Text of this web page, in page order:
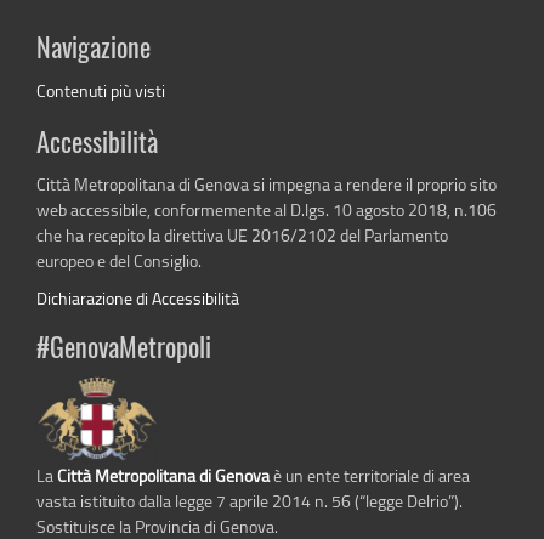
Navigazione
Contenuti più visti
Accessibilità
Città Metropolitana di Genova si impegna a rendere il proprio sito
web accessibile, conformemente al D.lgs. 10 agosto 2018, n.106
che ha recepito la direttiva UE 2016/2102 del Parlamento
europeo e del Consiglio.
Dichiarazione di Accessibilità
#GenovaMetropoli
La Città Metropolitana di Genovaè un ente territoriale di area
vasta istituito dalla legge 7 aprile 2014 n. 56 (“legge Delrio”).
Sostituisce la Provincia di Genova.